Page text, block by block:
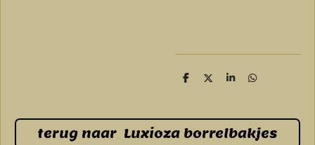
D
n
D
S
e
D
n
terug naar Luxioza borrelbakjes